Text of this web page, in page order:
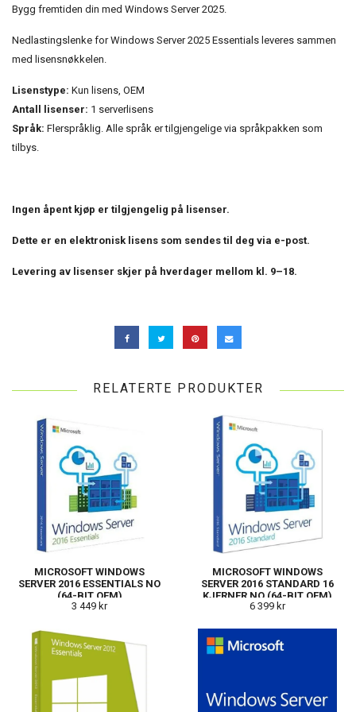
Bygg fremtiden din med Windows Server 2025.
Nedlastingslenke for Windows Server 2025 Essentials leveres sammen
med lisensnøkkelen.
Lisenstype: Kun lisens, OEM
Antall lisenser: 1 serverlisens
Språk: Flerspråklig. Alle språk er tilgjengelige via språkpakken som
tilbys.
Ingen åpent kjøp er tilgjengelig på lisenser.
Dette er en elektronisk lisens som sendes til deg via e-post.
Levering av lisenser skjer på hverdager mellom kl. 9–18.
RELATERTE PRODUKTER
MICROSOFT WINDOWS
SERVER 2016 ESSENTIALS NO
(64-BIT OEM)
3 449 kr
MICROSOFT WINDOWS
SERVER 2016 STANDARD 16
KJERNER NO (64-BIT OEM)
6 399 kr